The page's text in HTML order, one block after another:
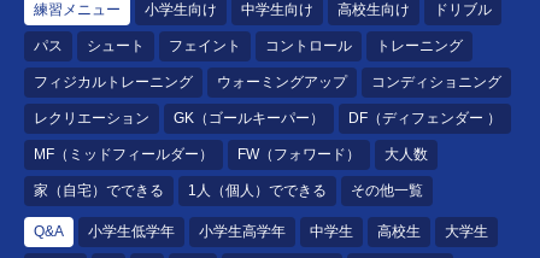
練習メニュー 小学生向け 中学生向け 高校生向け ドリブル
パス シュート フェイント コントロール トレーニング
フィジカルトレーニング ウォーミングアップ コンディショニング
レクリエーション GK（ゴールキーパー） DF（ディフェンダー ）
MF（ミッドフィールダー） FW（フォワード） 大人数
家（自宅）でできる 1人（個人）でできる その他一覧
Q&A 小学生低学年 小学生高学年 中学生 高校生 大学生